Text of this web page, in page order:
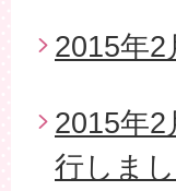
2015年
2015年
行しま